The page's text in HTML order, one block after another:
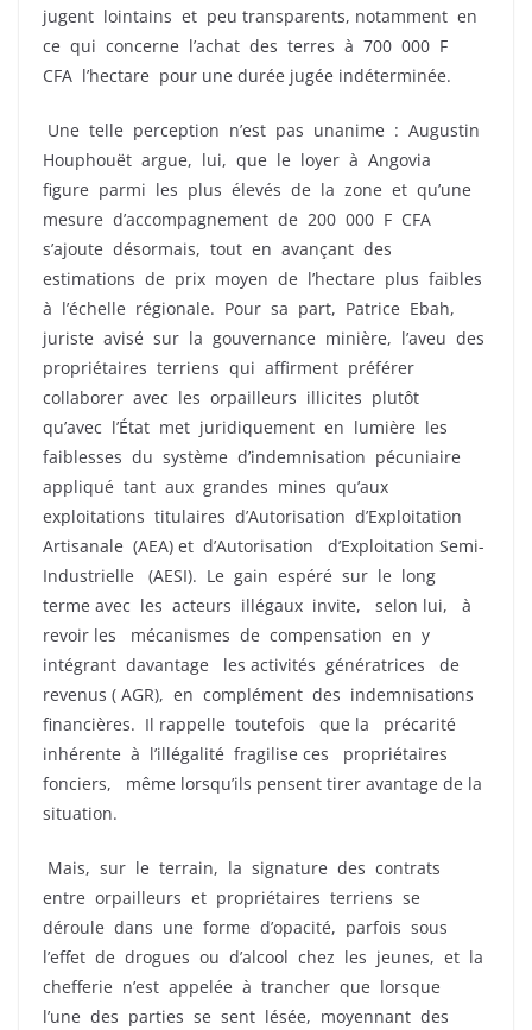
jugent lointains et peu transparents, notamment en
ce qui concerne l’achat des terres à 700 000 F
CFA l’hectare pour une durée jugée indéterminée.
Une telle perception n’est pas unanime : Augustin
Houphouët argue, lui, que le loyer à Angovia
figure parmi les plus élevés de la zone et qu’une
mesure d’accompagnement de 200 000 F CFA
s’ajoute désormais, tout en avançant des
estimations de prix moyen de l’hectare plus faibles
à l’échelle régionale. Pour sa part, Patrice Ebah,
juriste avisé sur la gouvernance minière, l’aveu des
propriétaires terriens qui affirment préférer
collaborer avec les orpailleurs illicites plutôt
qu’avec l’État met juridiquement en lumière les
faiblesses du système d’indemnisation pécuniaire
appliqué tant aux grandes mines qu’aux
exploitations titulaires d’Autorisation d’Exploitation
Artisanale (AEA) et d’Autorisation d’Exploitation Semi-
Industrielle (AESI). Le gain espéré sur le long
terme avec les acteurs illégaux invite, selon lui, à
revoir les mécanismes de compensation en y
intégrant davantage les activités génératrices de
revenus ( AGR), en complément des indemnisations
financières. Il rappelle toutefois que la précarité
inhérente à l’illégalité fragilise ces propriétaires
fonciers, même lorsqu’ils pensent tirer avantage de la
situation.
Mais, sur le terrain, la signature des contrats
entre orpailleurs et propriétaires terriens se
déroule dans une forme d’opacité, parfois sous
l’effet de drogues ou d’alcool chez les jeunes, et la
chefferie n’est appelée à trancher que lorsque
l’une des parties se sent lésée, moyennant des